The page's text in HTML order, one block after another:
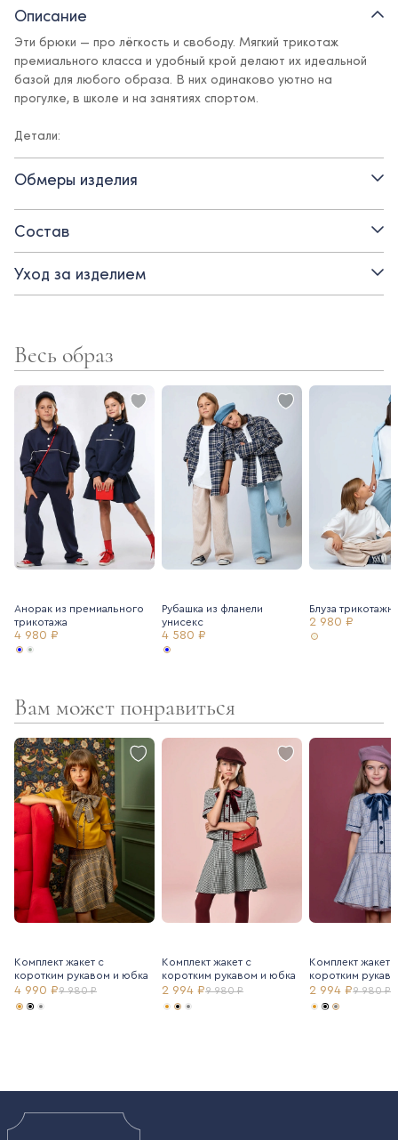
Описание
Эти брюки — про лёгкость и свободу. Мягкий трикотаж
премиального класса и удобный крой делают их идеальной
базой для любого образа. В них одинаково уютно на
прогулке, в школе и на занятиях спортом.
Детали:
- пояс на резинке с регулируемым эластичным шнуром
- имитация гульфика
Обмеры изделия
Состав
Уход за изделием
Весь образ
Анорак из премиального
трикотажа
4 980 ₽
Рубашка из фланели
унисекс
4 580 ₽
Блуза
2 980 ₽
Вам может понравиться
Комплект жакет с
коротким рукавом и юбка
4 990 ₽9 980 ₽
Комплект жакет с
коротким рукавом и юбка
2 994 ₽9 980 ₽
Комплект жакет
коротким
2 994 ₽9 980 ₽